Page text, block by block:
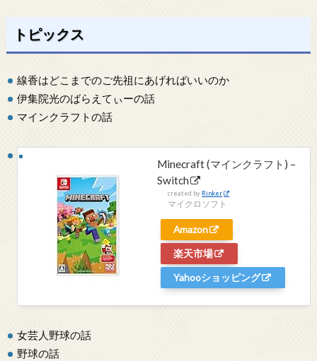
トピックス
線香はどこまでのご先祖にあげればいいのか
伊集院光のばらえてぃーの話
マインクラフトの話
Minecraft (マインクラフト) –
Switch
created by Rinker
マイクロソフト
Amazon
楽天市場
Yahooショッピング
女芸人野球の話
野球の話